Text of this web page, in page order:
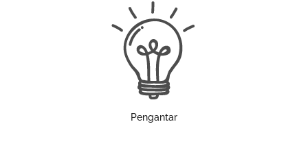
Pengantar